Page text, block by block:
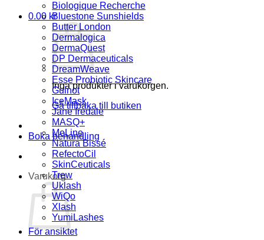
0.00 kr
Inga produkter i varukorgen.
Gå tillbaka till butiken
Boka behandling
Varukorg
Biologique Recherche
Bluestone Sunshields
Butter London
Dermalogica
DermaQuest
DP Dermaceuticals
DreamWeave
Esse Probiotic Skincare
Guinot
IceMask
Jane Iredale
MASQ+
MeLine
Natura Bissé
RefectoCil
SkinCeuticals
Trew
Uklash
WiQo
Xlash
YumiLashes
För ansiktet